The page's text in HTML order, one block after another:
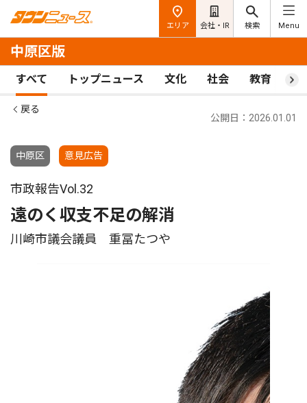
エリア 会社・IR 検索 Menu
中原区版
すべて トップニュース 文化 社会 教育 ス
戻る
中原区 意見広告
公開日：2026.01.01
市政報告Vol.32
遠のく収支不足の解消
川崎市議会議員 重冨たつや